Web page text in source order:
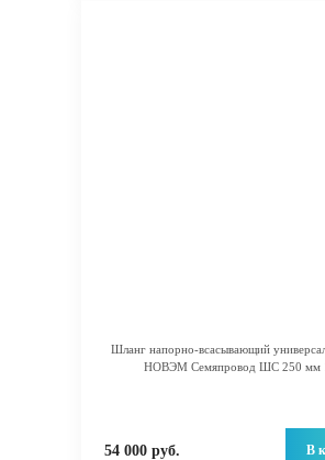
Шланг напорно-всасывающий
НОВЭМ Семяпровод ШС 250 мм
54 000 руб. В